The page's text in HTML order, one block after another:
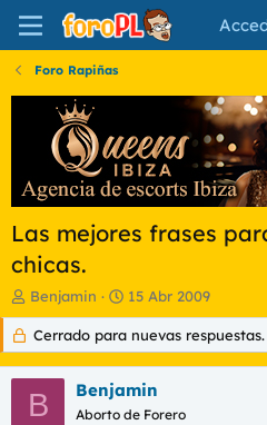
Foro Rapiñas
Las mejores frases
chicas.
I
n
c
i
a
d
Benjamin
F
e
c
h
d
e
15 Abr 2009
Cerrado para nuevas respuestas.
B Benjamin
Aborto de Forero